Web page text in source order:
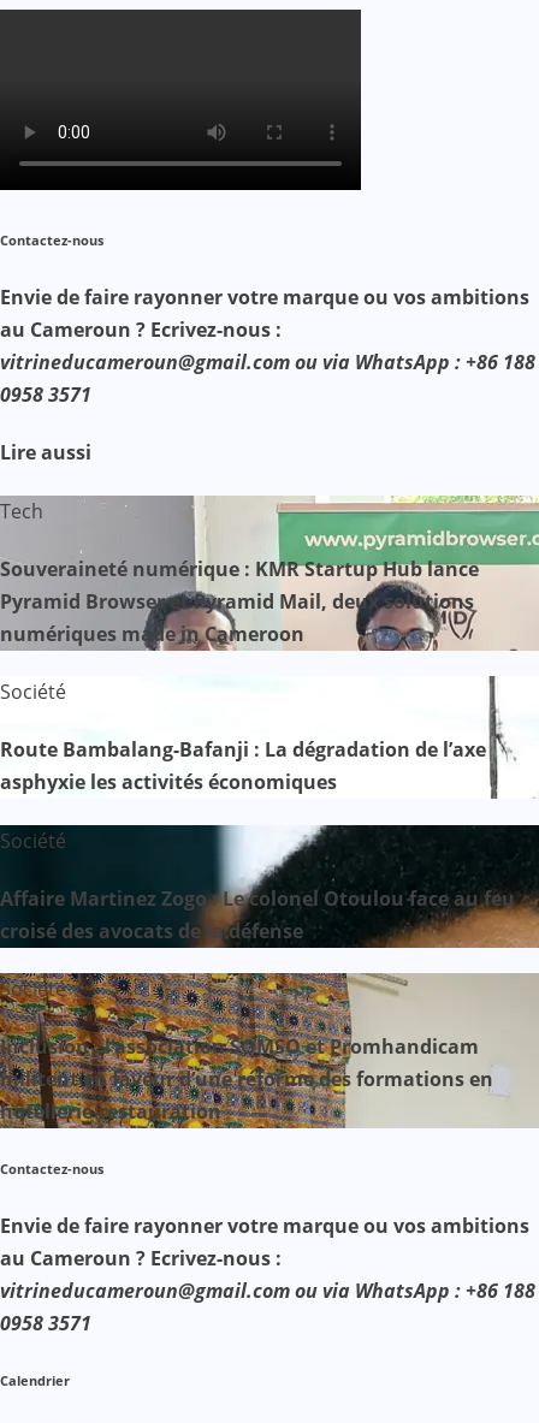
Contactez-nous
Envie de faire rayonner votre marque ou vos ambitions
au Cameroun ? Ecrivez-nous :
vitrineducameroun@gmail.com ou via WhatsApp : +86 188
0958 3571
Lire aussi
Tech
Souveraineté numérique : KMR Startup Hub lance
Pyramid Browser et Pyramid Mail, deux solutions
numériques made in Cameroon
Société
Route Bambalang-Bafanji : La dégradation de l’axe
asphyxie les activités économiques
Société
Affaire Martinez Zogo : Le colonel Otoulou face au feu
croisé des avocats de la défense
Société
Inclusion : l’association SOMSO et Promhandicam
militent en faveur d’une réforme des formations en
hôtellerie-restauration
Contactez-nous
Envie de faire rayonner votre marque ou vos ambitions
au Cameroun ? Ecrivez-nous :
vitrineducameroun@gmail.com ou via WhatsApp : +86 188
0958 3571
Calendrier